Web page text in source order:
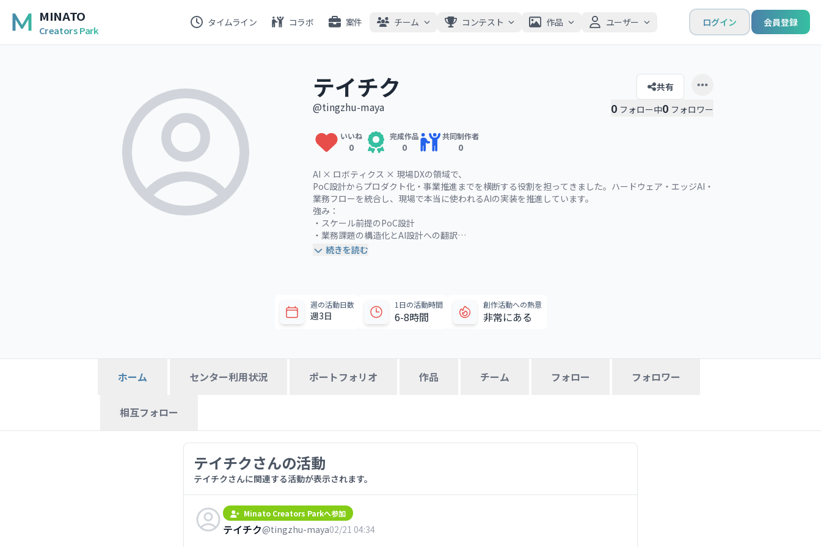
MINATO
Creators Park
ログイン 会員登録
タイムライン コラボ 案件 チーム コンテスト 作品 ユーザー
テイチク
@tingzhu-maya
いいね
0
完成作品
0
共同制作者
0
共有
0 フォロー中0 フォロワー
AI × ロボティクス × 現場DXの領域で、
PoC設計からプロダクト化・事業推進までを横断する役割を担ってきました。ハードウェア・エッジAI・
業務フローを統合し、現場で本当に使われるAIの実装を推進しています。
強み：
・スケール前提のPoC設計
・業務課題の構造化とAI設計への翻訳
・プロダクト / 技術 / 現場の橋渡し
米国医療企業向けSCM領域におけるSAP BPO支援
②東北大学大学院（地域計画）
TEDxTohokuUniversity 立ち上げメンバー
留学生支援アドバイザー（優秀Advisor受賞）
政治・社会分野の記者インターン（Newspicks掲載実績あり）
https://www.jama.or.jp/operation/motorcycle/roa...
④QiLian（教育系スタートアップ）
外国人留学生向け就職支援新規事業の企画・立ち上げ・推進
https://qilian.jp/course-cn-vip-coachs.html
⑤LKグループ（香港／製造業）
日本市場開拓推進および自動車部品工場向けカスタマーサクセス
現場課題改善、既存顧客の価値向上、パイプライン再構築を担当
続きを読む
週の活動日数
週3日
1日の活動時間
6-8時間
創作活動への熱意
非常にある
ホーム センター利用状況 ポートフォリオ 作品 チーム フォロー フォロワー
相互フォロー
テイチクさんの活動
テイチクさんに関連する活動が表示されます。
Minato Creators Parkへ参加
テイチク@tingzhu-maya02/21 04:34